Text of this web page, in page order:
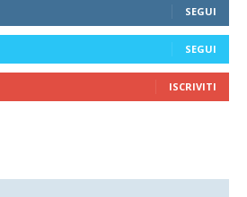
SEGUI
SEGUI
ISCRIVITI